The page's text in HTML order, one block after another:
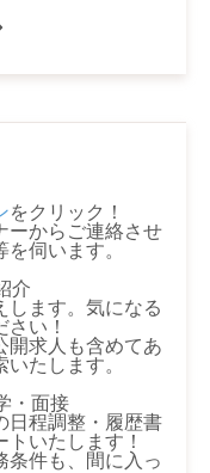
をクリック！
ーからご連絡させ
伺います。
介
します。気になる
い！
開求人も含めてあ
たします。
・面接
日程調整・履歴書
いたします！
条件も、間に入っ